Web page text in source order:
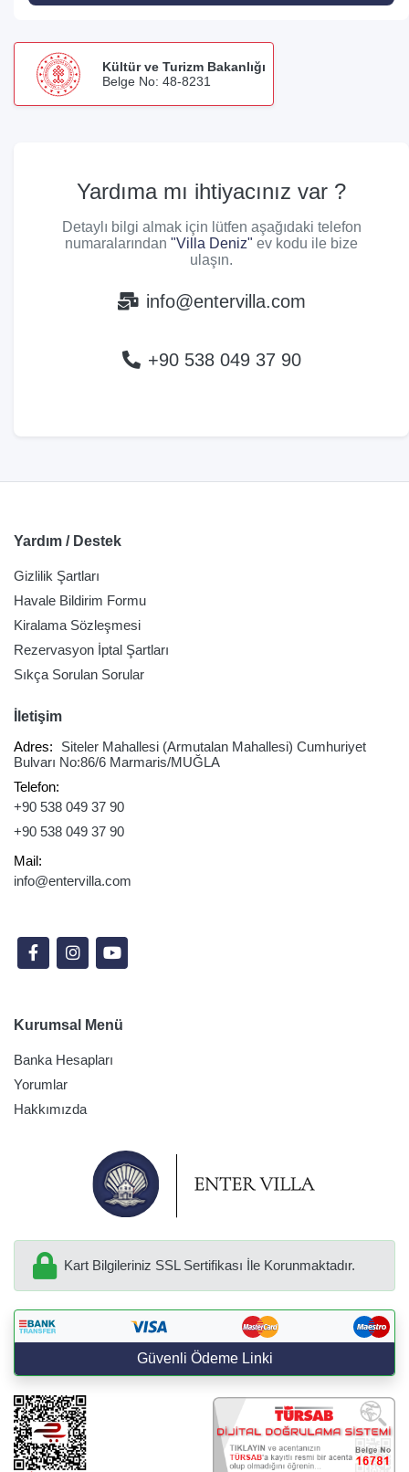
Kültür ve Turizm Bakanlığı
Belge No: 48-8231
Yardıma mı ihtiyacınız var ?
Detaylı bilgi almak için lütfen aşağıdaki telefon
numaralarından "Villa Deniz" ev kodu ile bize
ulaşın.
info@entervilla.com
+90 538 049 37 90
Yardım / Destek
Gizlilik Şartları
Havale Bildirim Formu
Kiralama Sözleşmesi
Rezervasyon İptal Şartları
Sıkça Sorulan Sorular
İletişim
Adres:
Siteler Mahallesi (Armutalan Mahallesi) Cumhuriyet
Bulvarı No:86/6 Marmaris/MUĞLA
Telefon:
+90 538 049 37 90
+90 538 049 37 90
Mail:
info@entervilla.com
Kurumsal Menü
Banka Hesapları
Yorumlar
Hakkımızda
Kart Bilgileriniz SSL Sertifikası İle Korunmaktadır.
Güvenli Ödeme Linki